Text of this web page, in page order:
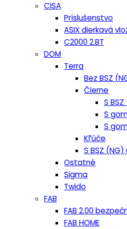
CISA
Príslušenstvo
ASIX dierkavá
C2000 2.BT
DOM
Terra
Bez BSZ
Čierne
S
S
S
Kľúče
S BSZ
Ostatné
Sigma
Twido
FAB
FAB 2.00
FAB HOME